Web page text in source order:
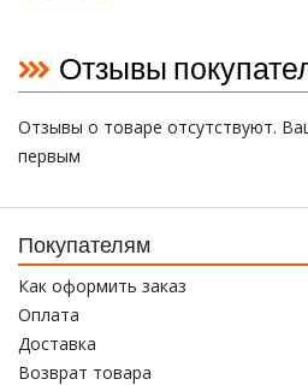
Отзывы
Отзывы о товаре отсутствуют.
первым
Покупателям
Как оформить заказ
Оплата
Доставка
Возврат товара